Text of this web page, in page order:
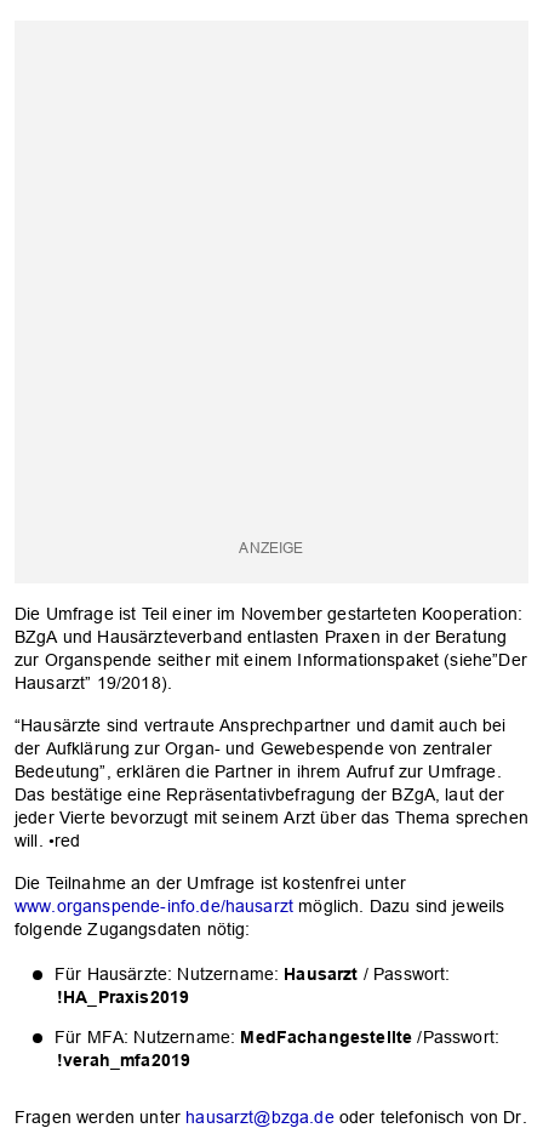
Die Umfrage ist Teil einer im November gestarteten Kooperation:
BZgA und Hausärzteverband entlasten Praxen in der Beratung
zur Organspende seither mit einem Informationspaket (siehe”Der
Hausarzt” 19/2018).
“Hausärzte sind vertraute Ansprechpartner und damit auch bei
der Aufklärung zur Organ- und Gewebespende von zentraler
Bedeutung”, erklären die Partner in ihrem Aufruf zur Umfrage.
Das bestätige eine Repräsentativbefragung der BZgA, laut der
jeder Vierte bevorzugt mit seinem Arzt über das Thema sprechen
will. •red
Die Teilnahme an der Umfrage ist kostenfrei unter
www.organspende-info.de/hausarzt möglich. Dazu sind jeweils
folgende Zugangsdaten nötig:
Für Hausärzte: Nutzername: Hausarzt / Passwort:
!HA_Praxis2019
Für MFA: Nutzername: MedFachangestellte /Passwort:
!verah_mfa2019
Fragen werden unter hausarzt@bzga.deoder telefonisch von Dr.